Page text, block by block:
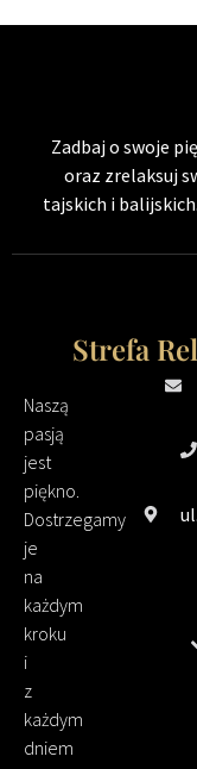
Zadbaj o swoje
oraz zrelaksuj
tajskich i
Naszą
pasją
jest
piękno.
Dostrzegamy
je
na
każdym
kroku
i
z
każdym
dniem
Strefa